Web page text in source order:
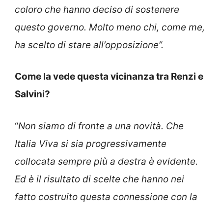
coloro che hanno deciso di sostenere
questo governo. Molto meno chi, come me,
ha scelto di stare all’opposizione”.
Come la vede questa vicinanza tra Renzi e
Salvini?
“Non siamo di fronte a una novità. Che
Italia Viva si sia progressivamente
collocata sempre più a destra è evidente.
Ed è il risultato di scelte che hanno nei
fatto costruito questa connessione con la